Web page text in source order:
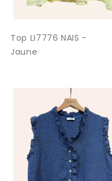
Top LI7776 NAIS -
Jaune